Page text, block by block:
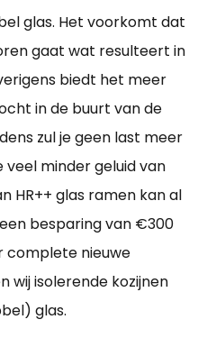
glas. Het voorkomt dat
gaat wat resulteert in
biedt het meer
in de buurt van de
zul je geen last meer
minder geluid van
HR++ glas ramen kan al
besparing van €300
complete nieuwe
wij isolerende kozijnen
glas.